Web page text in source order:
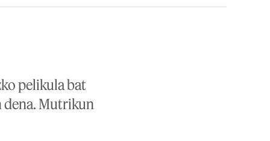
pelikula bat
dena. Mutrikun